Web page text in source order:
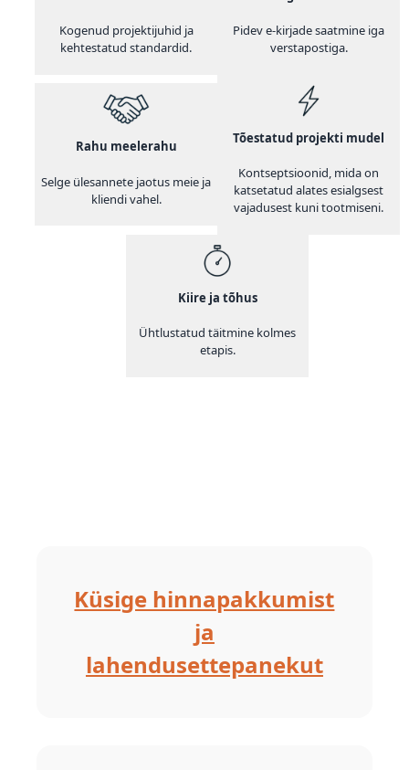
Kogenud projektijuhid ja
kehtestatud standardid.
Pidev e-kirjade saatmine iga
verstapostiga.
Rahu meelerahu
Selge ülesannete jaotus meie ja
kliendi vahel.
Tõestatud projekti mudel
Kontseptsioonid, mida on
katsetatud alates esialgsest
vajadusest kuni tootmiseni.
Kiire ja tõhus
Ühtlustatud täitmine kolmes
etapis.
Küsige hinnapakkumist
ja
lahendusettepanekut